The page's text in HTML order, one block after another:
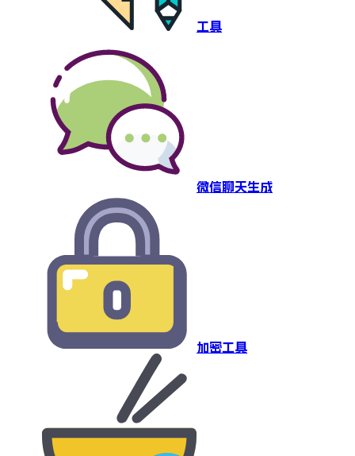
工具
微信聊天生成
加密工具